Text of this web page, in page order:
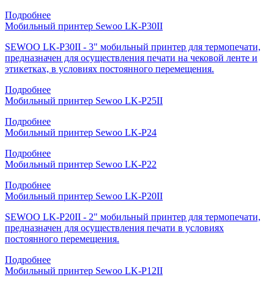
Подробнее
Мобильный принтер Sewoo LK-P30II
SEWOO LK-P30II - 3" мобильный принтер для термопечати,
предназначен для осуществления печати на чековой ленте и
этикетках, в условиях постоянного перемещения.
Подробнее
Мобильный принтер Sewoo LK-P25II
Подробнее
Мобильный принтер Sewoo LK-P24
Подробнее
Мобильный принтер Sewoo LK-P22
Подробнее
Мобильный принтер Sewoo LK-P20II
SEWOO LK-P20II - 2" мобильный принтер для термопечати,
предназначен для осуществления печати в условиях
постоянного перемещения.
Подробнее
Мобильный принтер Sewoo LK-P12II